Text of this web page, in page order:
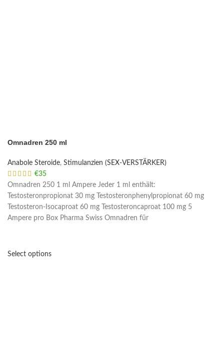
Omnadren 250 ml
Anabole Steroide, Stimulanzien (SEX-VERSTÄRKER)
€35
Omnadren 250 1 ml Ampere Jeder 1 ml enthält:
Testosteronpropionat 30 mg Testosteronphenylpropionat 60 mg
Testosteron-Isocaproat 60 mg Testosteroncaproat 100 mg 5
Ampere pro Box Pharma Swiss Omnadren für
Select options